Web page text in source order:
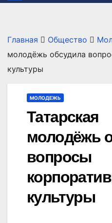
Главная Общество
молодёжь обсудила
культуры
МОЛОДЕЖЬ
Татарская
молодёжь
вопросы
культуры